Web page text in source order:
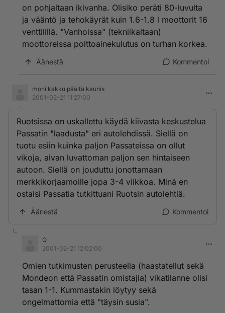
on pohjaltaan ikivanha. Olisiko peräti 80-luvulta
ja vääntö ja tehokäyrät kuin 1.6-1.8 l moottorit 16
venttilillä. "Vanhoissa" (tekniikaltaan)
moottoreissa polttoainekulutus on turhan korkea.
Äänestä Kommentoi
moni kakku päältä kaunis
2001-02-21 11:27:00
Ruotsissa on uskallettu käydä kiivasta keskustelua
Passatin "laadusta" eri autolehdissä. Siellä on
tuotu esiin kuinka paljon Passateissa on ollut
vikoja, aivan luvattoman paljon sen hintaiseen
autoon. Siellä on jouduttu jonottamaan
merkkikorjaamoille jopa 3-4 viikkoa. Minä en
ostaisi Passatia tutkittuani Ruotsin autolehtiä.
Äänestä Kommentoi
Q
2001-02-21 12:02:00
Omien tutkimusten perusteella (haastatellut sekä
Mondeon että Passatin omistajia) vikatilanne olisi
tasan 1-1. Kummastakin löytyy sekä
ongelmattomia että "täysin susia".